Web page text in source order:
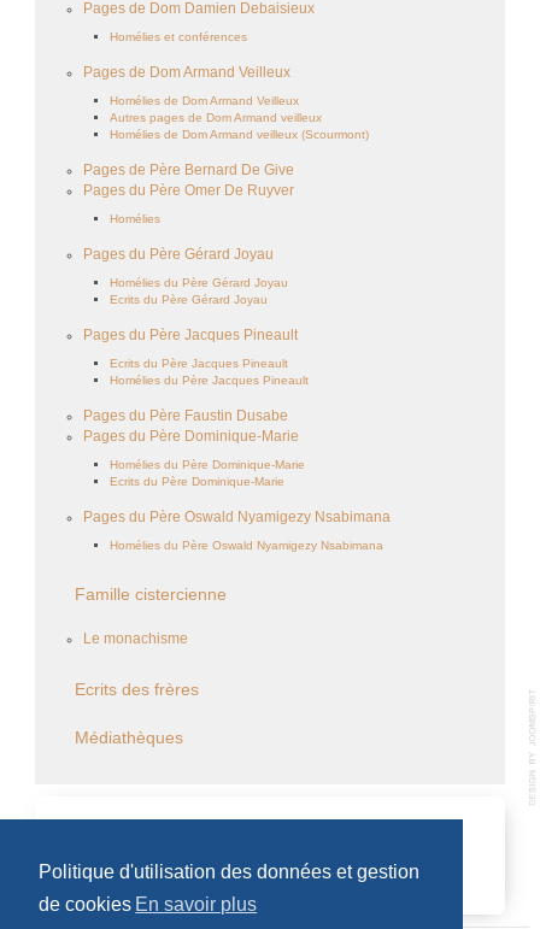
Politique d'utilisation des données et gestion
de cookies En savoir plus
Pages de Dom Damien Debaisieux
Homélies et conférences
Pages de Dom Armand Veilleux
Homélies de Dom Armand Veilleux
Autres pages de Dom Armand veilleux
Homélies de Dom Armand veilleux (Scourmont)
Pages de Père Bernard De Give
Pages du Père Omer De Ruyver
Homélies
Pages du Père Gérard Joyau
Homélies du Père Gérard Joyau
Ecrits du Père Gérard Joyau
Pages du Père Jacques Pineault
Ecrits du Père Jacques Pineault
Homélies du Père Jacques Pineault
Pages du Père Faustin Dusabe
Pages du Père Dominique-Marie
Homélies du Père Dominique-Marie
Ecrits du Père Dominique-Marie
Pages du Père Oswald Nyamigezy Nsabimana
Homélies du Père Oswald Nyamigezy Nsabimana
Famille cistercienne
Le monachisme
Ecrits des frères
Médiathèques
Aucun évènement